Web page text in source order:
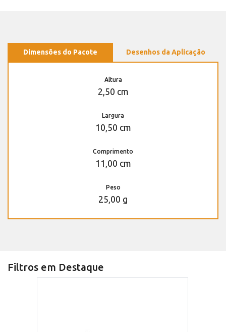
Dimensões do Pacote Desenhos da Aplicação
Altura
2,50 cm
Largura
10,50 cm
Comprimento
11,00 cm
Peso
25,00 g
Filtros em Destaque